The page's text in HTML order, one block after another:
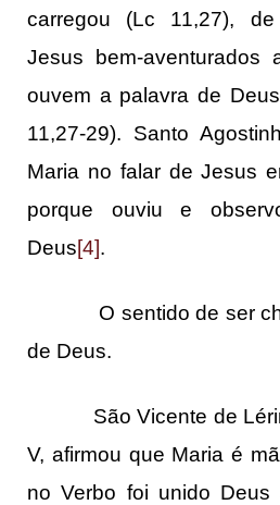
carregou (Lc 11,27),
Jesus bem-aventurados
ouvem a palavra de
11,27-29). Santo
Maria no falar de Jesus
porque ouviu e
Deus[4].
O sentido de ser
de Deus.
São Vicente de
V, afirmou que Maria é
no Verbo foi unido